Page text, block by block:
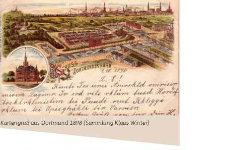
Kartengruß aus Dortmund 1898 (Sammlung Klaus Winter)